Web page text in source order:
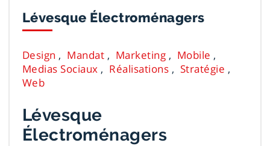
Lévesque Électroménagers
Design Mandat Marketing
Mobile
Medias Sociaux
Réalisations
Stratégie
Web
Lévesque
Électroménagers